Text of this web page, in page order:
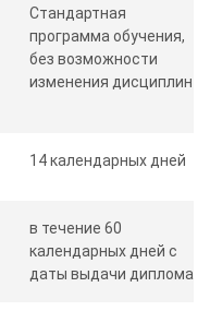
Стандартная
программа обучения,
без возможности
изменения дисциплин
14 календарных дней
в течение 60
календарных дней с
даты выдачи диплома